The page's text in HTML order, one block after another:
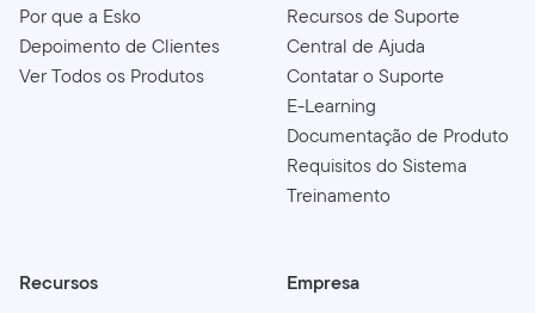
Por que a Esko
Depoimento de Clientes
Ver Todos os Produtos
Recursos de Suporte
Central de Ajuda
Contatar o Suporte
E-Learning
Documentação de Produto
Requisitos do Sistema
Treinamento
Recursos
Empresa